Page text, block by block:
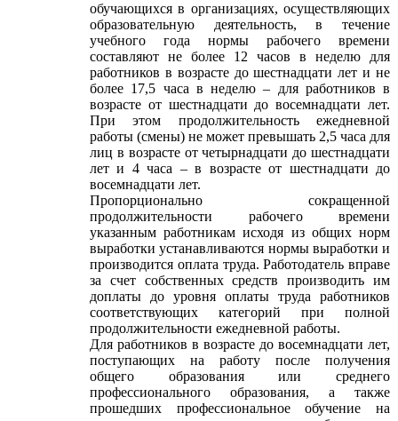
обучающихся в организациях, осуществляющих
образовательную деятельность, в течение
учебного года нормы рабочего времени
составляют не более 12 часов в неделю для
работников в возрасте до шестнадцати лет и не
более 17,5 часа в неделю – для работников в
возрасте от шестнадцати до восемнадцати лет.
При этом продолжительность ежедневной
работы (смены) не может превышать 2,5 часа для
лиц в возрасте от четырнадцати до шестнадцати
лет и 4 часа – в возрасте от шестнадцати до
восемнадцати лет.
Пропорционально сокращенной
продолжительности рабочего времени
указанным работникам исходя из общих норм
выработки устанавливаются нормы выработки и
производится оплата труда. Работодатель вправе
за счет собственных средств производить им
доплаты до уровня оплаты труда работников
соответствующих категорий при полной
продолжительности ежедневной работы.
Для работников в возрасте до восемнадцати лет,
поступающих на работу после получения
общего образования или среднего
профессионального образования, а также
прошедших профессиональное обучение на